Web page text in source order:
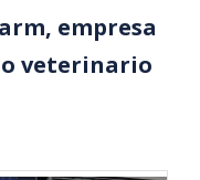
empresa
veterinario